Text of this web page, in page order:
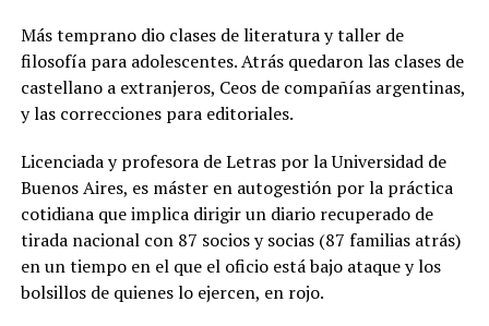
Más temprano dio clases de literatura y taller de
filosofía para adolescentes. Atrás quedaron las clases de
castellano a extranjeros, Ceos de compañías argentinas,
y las correcciones para editoriales.
Licenciada y profesora de Letras por la Universidad de
Buenos Aires, es máster en autogestión por la práctica
cotidiana que implica dirigir un diario recuperado de
tirada nacional con 87 socios y socias (87 familias atrás)
en un tiempo en el que el oficio está bajo ataque y los
bolsillos de quienes lo ejercen, en rojo.